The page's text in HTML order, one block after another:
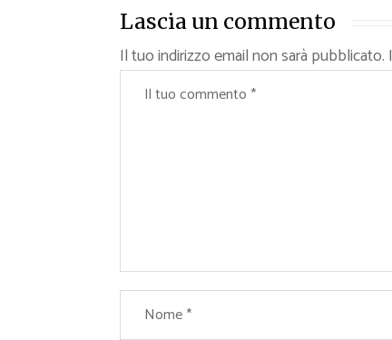
Lascia un commento
Il tuo indirizzo email non sarà pubblicato.